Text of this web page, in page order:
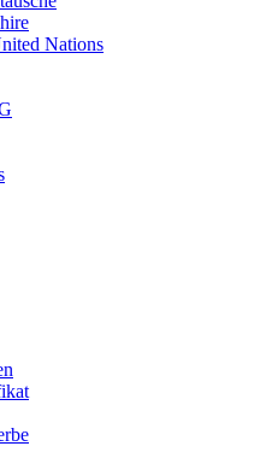
Nations